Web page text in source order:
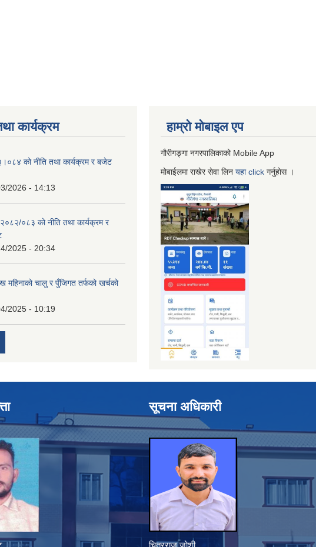
कार्यक्रम
को नीति तथा कार्यक्रम र बजेट
2026 - 14:13
२०८२/०८३ को नीति तथा कार्यक्रम र
2025 - 20:34
महिनाको चालु र पुँजिगत तर्फको खर्चको
2025 - 10:19
हाम्रो माेबाइल एप
गौरीगङ्गा नगरपालिकाको Mobile App
मोबाईलमा राखेर सेवा लिन यहाclick गर्नुहाेस ।
सूचना अधिकारी